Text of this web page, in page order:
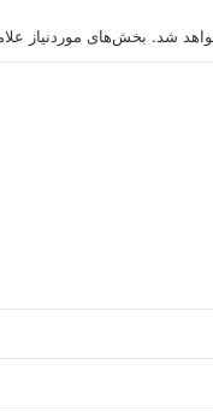
شد. بخش‌های موردنیاز